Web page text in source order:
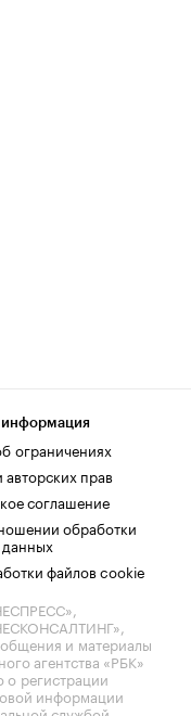
ограничениях
прав
соглашение
обработки
файлов cookie
и материалы
агентства «РБК»
о регистрации
информации